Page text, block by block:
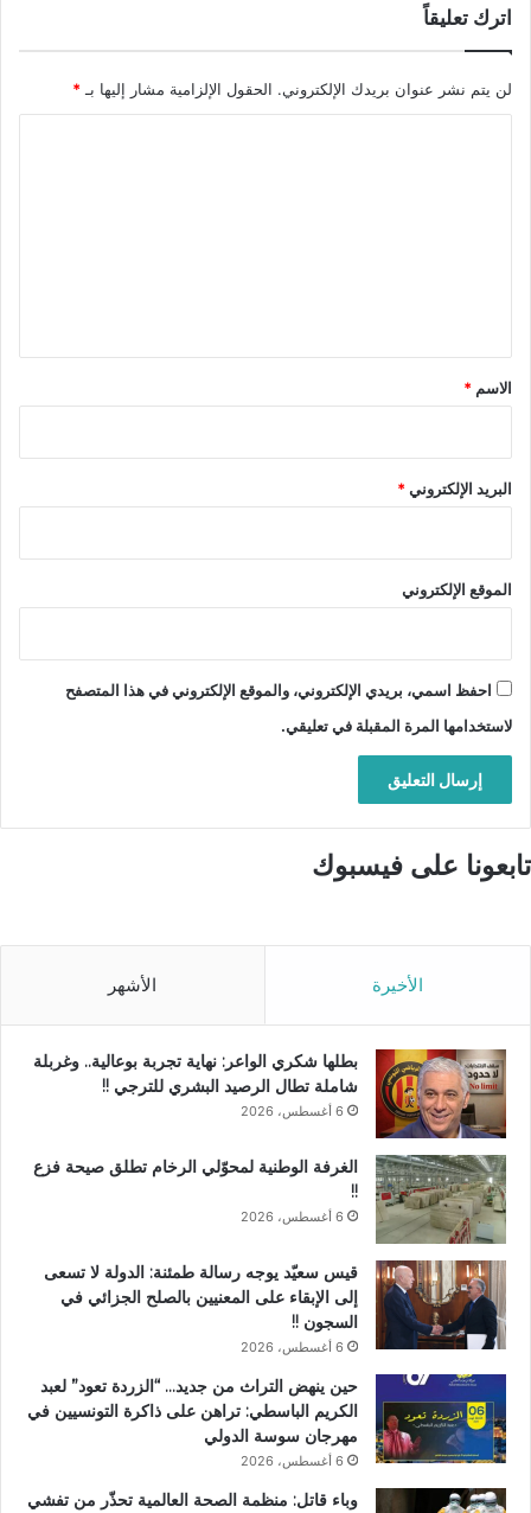
اترك تعليقاً
لن يتم نشر عنوان بريدك الإلكتروني. الحقول الإلزامية مشار إليها بـ*
*
الاسم *
البريد الإلكتروني*
الموقع الإلكتروني
احفظ اسمي، بريدي الإلكتروني، والموقع الإلكتروني في هذا المتصفح
لاستخدامها المرة المقبلة في تعليقي.
تابعونا على فيسبوك
الأخيرة الأشهر
بطلها شكري الواعر: نهاية تجربة بوعالية.. وغربلة
شاملة تطال الرصيد البشري للترجي !!
6 أغسطس، 2026
الغرفة الوطنية لمحوّلي الرخام تطلق صيحة فزع
!!
6 أغسطس، 2026
قيس سعيّد يوجه رسالة طمئنة: الدولة لا تسعى
إلى الإبقاء على المعنيين بالصلح الجزائي في
السجون !!
6 أغسطس، 2026
حين ينهض التراث من جديد… “الزردة تعود” لعبد
الكريم الباسطي: تراهن على ذاكرة التونسيين في
مهرجان سوسة الدولي
6 أغسطس، 2026
وباء قاتل: منظمة الصحة العالمية تحذّر من تفشي